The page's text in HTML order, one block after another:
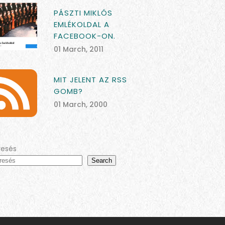
PÁSZTI MIKLÓS
EMLÉKOLDAL A
FACEBOOK-ON.
01 March, 2011
MIT JELENT AZ RSS
GOMB?
01 March, 2000
Search